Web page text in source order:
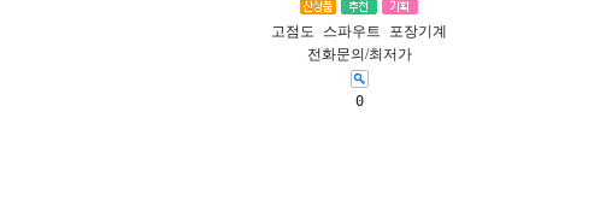
고점도 스파우트 포장기계
전화문의/최저가
0